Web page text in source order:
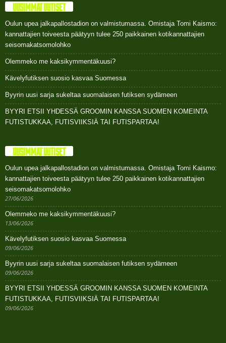
UUSIMMAT UUTISET
Oulun upea jalkapallostadion on valmistumassa. Omistaja Tomi Kaismo:
kannattajien toiveesta päätyyn tulee 250 paikkainen kotikannattajien
seisomakatsomolohko
Olemmeko me kaksikymmentäkuusi?
Kävelyfutiksen suosio kasvaa Suomessa
Byyrin uusi sarja sukeltaa suomalaisen futiksen sydämeen
BYYRI ETSII YHDESSÄ GROOMIN KANSSA SUOMEN KOMEINTA
FUTISTUKKAA, FUTISVIIKSIÄ TAI FUTISPARTAA!
UUSIMMAT UUTISET
Oulun upea jalkapallostadion on valmistumassa. Omistaja Tomi Kaismo:
kannattajien toiveesta päätyyn tulee 250 paikkainen kotikannattajien
seisomakatsomolohko
27/06/2026
Olemmeko me kaksikymmentäkuusi?
13/06/2026
Kävelyfutiksen suosio kasvaa Suomessa
09/06/2026
Byyrin uusi sarja sukeltaa suomalaisen futiksen sydämeen
09/06/2026
BYYRI ETSII YHDESSÄ GROOMIN KANSSA SUOMEN KOMEINTA
FUTISTUKKAA, FUTISVIIKSIÄ TAI FUTISPARTAA!
09/06/2026